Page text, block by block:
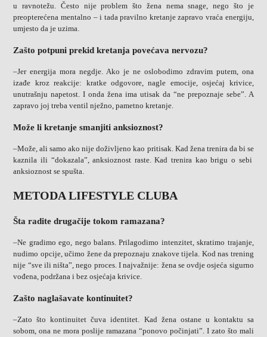
u ravnotežu. Često nije problem što žena nema snage, nego što je
preopterećena mentalno – i tada pravilno kretanje zapravo vraća energiju,
umjesto da je uzima.
Zašto potpuni prekid kretanja povećava nervozu?
–Jer energija mora negdje. Ako je ne oslobodimo zdravim putem, ona
izađe kroz reakcije: kratke odgovore, nagle emocije, osjećaj krivice,
unutrašnju napetost. I onda žena ima utisak da “ne prepoznaje sebe”. A
zapravo joj treba ventil nježno, pametno kretanje.
Može li kretanje smanjiti anksioznost?
–Može, ali samo ako nije doživljeno kao pritisak. Kad žena trenira da bi se
kaznila ili “dokazala”, anksioznost raste. Kad trenira kao brigu o sebi
anksioznost se spušta.
METODA LIFESTYLE CLUBA
Šta radite drugačije tokom ramazana?
–Ne gradimo ego, nego balans. Prilagodimo intenzitet, skratimo trajanje,
nudimo opcije, učimo žene da prepoznaju znakove tijela. Kod nas trening
nije “sve ili ništa”, nego proces. I najvažnije: žena se ovdje osjeća sigurno
vođena, podržana i bez osjećaja krivice.
Zašto naglašavate kontinuitet?
–Zato što kontinuitet čuva identitet. Kad žena ostane u kontaktu sa
sobom, ona ne mora poslije ramazana “ponovo počinjati”. I zato što mali